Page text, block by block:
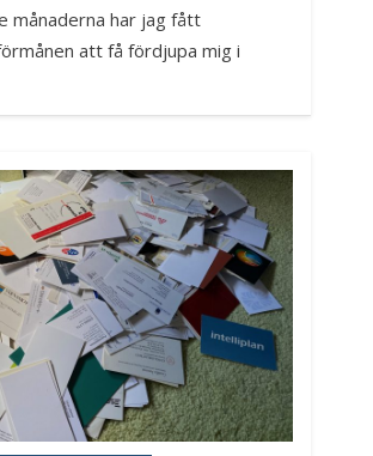
månaderna har jag fått
att få fördjupa mig i